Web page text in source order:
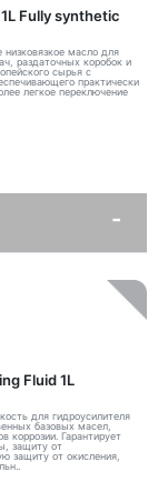
1L Fully synthetic
масло для
раздаточных коробок и
сырья с
практически
легкое переключение
Fluid 1L
для гидроусилителя
базовых масел,
коррозии. Гарантирует
защиту от
защиту от окисления,